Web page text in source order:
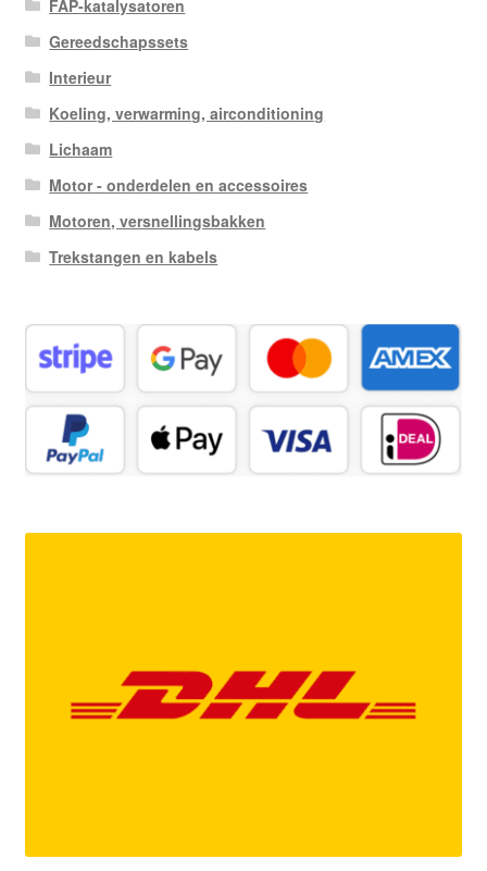
FAP-katalysatoren
Gereedschapssets
Interieur
Koeling, verwarming, airconditioning
Lichaam
Motor - onderdelen en accessoires
Motoren, versnellingsbakken
Trekstangen en kabels